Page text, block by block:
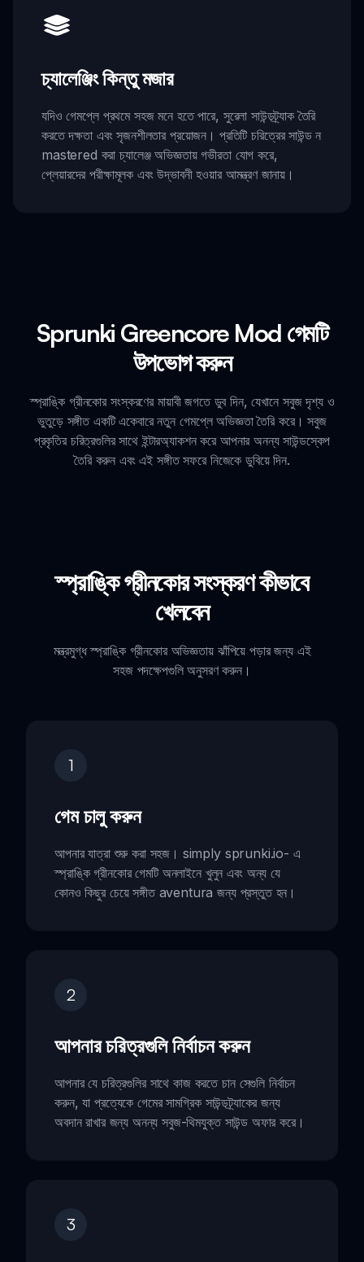
চ্যালেঞ্জিং কিন্তু মজার
যদিও গেমপ্লে প্রথমে সহজ মনে হতে পারে, সুরেলা সাউন্ডট্র্যাক তৈরি
করতে দক্ষতা এবং সৃজনশীলতার প্রয়োজন। প্রতিটি চরিত্রের সাউন্ড ন
mastered করা চ্যালেঞ্জ অভিজ্ঞতায় গভীরতা যোগ করে,
প্লেয়ারদের পরীক্ষামূলক এবং উদ্ভাবনী হওয়ার আমন্ত্রণ জানায়।
Sprunki Greencore Mod গেমটি
উপভোগ করুন
স্প্রাঙ্কি গ্রীনকোর সংস্করণের মায়াবী জগতে ডুব দিন, যেখানে সবুজ দৃশ্য ও
ভুতুড়ে সঙ্গীত একটি একেবারে নতুন গেমপ্লে অভিজ্ঞতা তৈরি করে। সবুজ
প্রকৃতির চরিত্রগুলির সাথে ইন্টারঅ্যাকশন করে আপনার অনন্য সাউন্ডস্কেপ
তৈরি করুন এবং এই সঙ্গীত সফরে নিজেকে ডুবিয়ে দিন.
স্প্রাঙ্কি গ্রীনকোর সংস্করণ কীভাবে
খেলবেন
মন্ত্রমুগ্ধ স্প্রাঙ্কি গ্রীনকোর অভিজ্ঞতায় ঝাঁপিয়ে পড়ার জন্য এই
সহজ পদক্ষেপগুলি অনুসরণ করুন।
1
গেম চালু করুন
আপনার যাত্রা শুরু করা সহজ। simply sprunki.io- এ
স্প্রাঙ্কি গ্রীনকোর গেমটি অনলাইনে খুলুন এবং অন্য যে
কোনও কিছুর চেয়ে সঙ্গীত aventura জন্য প্রস্তুত হন।
2
আপনার চরিত্রগুলি নির্বাচন করুন
আপনার যে চরিত্রগুলির সাথে কাজ করতে চান সেগুলি নির্বাচন
করুন, যা প্রত্যেকে গেমের সামগ্রিক সাউন্ডট্র্যাকের জন্য
অবদান রাখার জন্য অনন্য সবুজ-থিমযুক্ত সাউন্ড অফার করে।
3